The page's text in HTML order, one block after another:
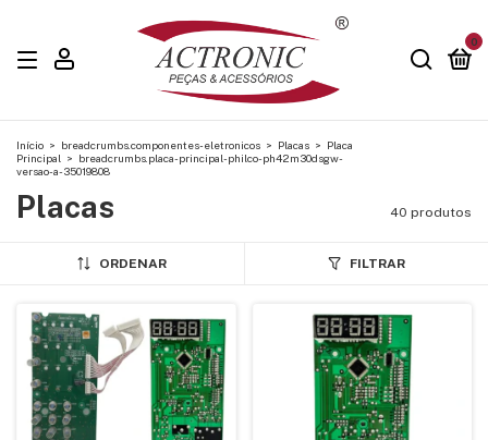
0
Início > breadcrumbs.componentes-eletronicos > Placas > Placa
Principal > breadcrumbs.placa-principal-philco-ph42m30dsgw-
versao-a-35019808
Placas 40 produtos
ORDENAR FILTRAR